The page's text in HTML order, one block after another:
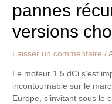
pannes
versions
Laisser un commentaire /
Le moteur 1.5 dCi s’est
incontournable sur le
Europe, s’invitant sous le